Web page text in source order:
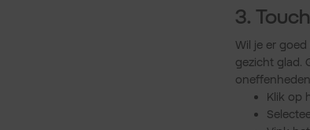
3.
Wil je er
gezicht glad.
Klik op